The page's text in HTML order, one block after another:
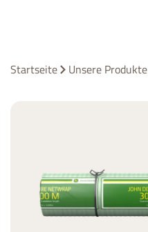
Startseite Unsere Produkte